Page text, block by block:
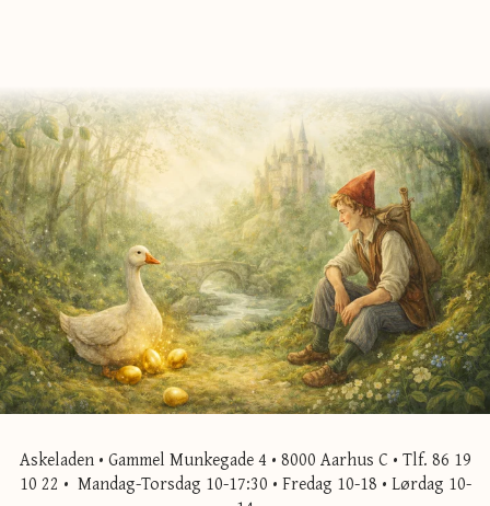
Askeladen • Gammel Munkegade 4 • 8000 Aarhus C • Tlf. 86 19
10 22 • Mandag-Torsdag 10-17:30 • Fredag 10-18 • Lørdag 10-